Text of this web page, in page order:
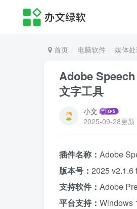
首页 电脑软件 媒体
Adobe
文字工具
小文
2025-09-28更新
插件名称： Adobe
版本号： 2025 v2.1.6
支持软件： Adobe
平台支持： Windows